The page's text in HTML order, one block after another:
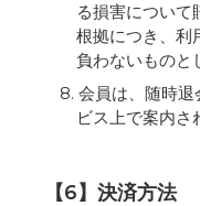
る損害について
根拠につき、利
負わないものと
8. 会員は、随時
ビス上で案内さ
【6】決済方法